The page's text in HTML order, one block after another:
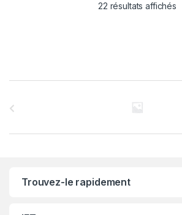
22 résultats affichés
Trouvez-le rapidement